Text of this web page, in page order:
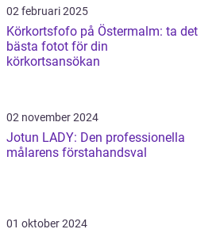
02 februari 2025
Körkortsfofo på Östermalm: ta det
bästa fotot för din
körkortsansökan
02 november 2024
Jotun LADY: Den professionella
målarens förstahandsval
01 oktober 2024